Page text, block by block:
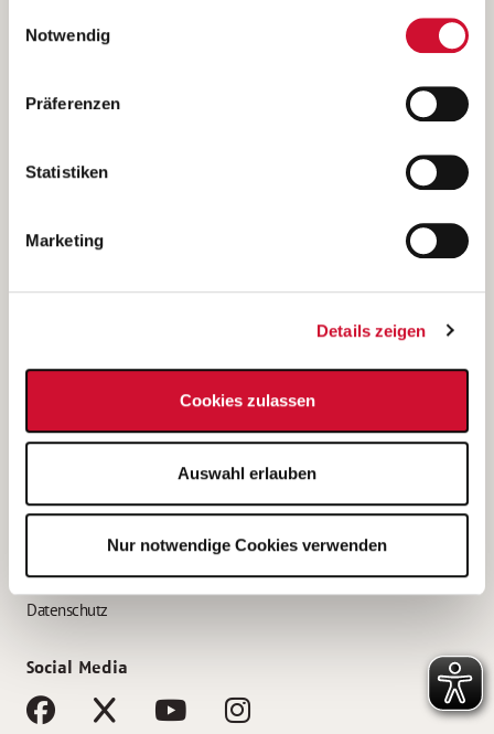
Wenn Sie auf „Cookies zulassen“ klicken, so stimmen
Sie der Speicherung sämtlicher Cookies zu. Sie können
Ihre Einwilligung selbstverständlich jederzeit widerrufen,
indem Sie die Cookie-Einstellungen aufrufen und diese
unsererDatenschutzerklärung
Notwendig
Präferenzen
Statistiken
Marketing
Details zeigen
Cookies zulassen
Auswahl erlauben
Nur notwendige Cookies verwenden
Betreiber der Webseite
Kantstraße 45a
(Ein Tochterunternehmen des AWO Bezirksverbandes Unterfranken
e.V.)
Bewerbung als Altenpflegehelfer*in
Bewerbung als Erzieher*in
AWO Gliederungen nach Bundesland
Impressum
Datenschutz
Social Media